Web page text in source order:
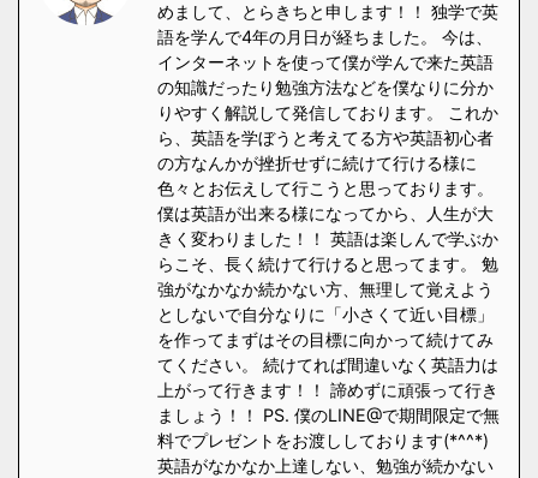
めまして、とらきちと申します！！ 独学で英
語を学んで4年の月日が経ちました。 今は、
インターネットを使って僕が学んで来た英語
の知識だったり勉強方法などを僕なりに分か
りやすく解説して発信しております。 これか
ら、英語を学ぼうと考えてる方や英語初心者
の方なんかが挫折せずに続けて行ける様に
色々とお伝えして行こうと思っております。
僕は英語が出来る様になってから、人生が大
きく変わりました！！ 英語は楽しんで学ぶか
らこそ、長く続けて行けると思ってます。 勉
強がなかなか続かない方、無理して覚えよう
としないで自分なりに「小さくて近い目標」
を作ってまずはその目標に向かって続けてみ
てください。 続けてれば間違いなく英語力は
上がって行きます！！ 諦めずに頑張って行き
ましょう！！ PS. 僕のLINE@で期間限定で無
料でプレゼントをお渡ししております(*^^*)
英語がなかなか上達しない、勉強が続かない